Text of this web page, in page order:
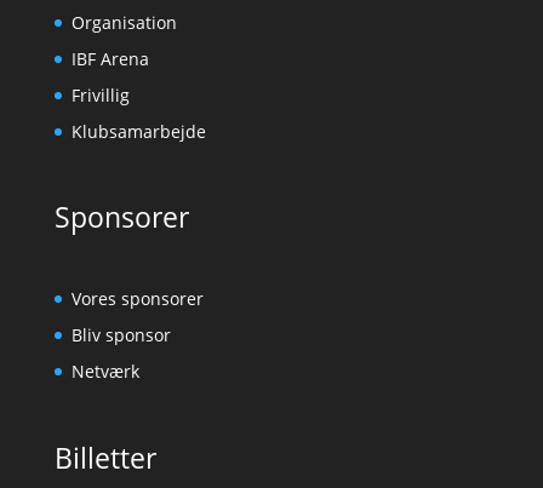
Organisation
IBF Arena
Frivillig
Klubsamarbejde
Sponsorer
Vores sponsorer
Bliv sponsor
Netværk
Billetter